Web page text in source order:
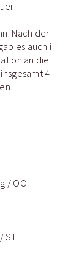
Nach der
es auch i
an die
4
/ OÖ
ST